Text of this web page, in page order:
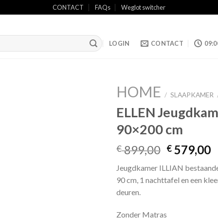
CONTACT FAQs Weglot switcher
LOGIN CONTACT
HOME / SLAAPKAMER
ELLEN
90×200 cm
€899,00
was:
€ 899,00.
€ 579,00
Jeugdkamer ILLIAN
90 cm, 1 nachttafel en een
deuren.
Zonder Matras